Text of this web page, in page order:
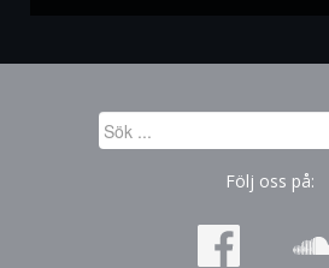
Sök
...
Följ oss på: